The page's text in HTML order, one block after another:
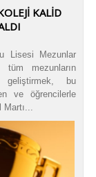
KALİD
Lisesi Mezunlar
tüm mezunların
geliştirmek, bu
ve öğrencilerle
Martı...